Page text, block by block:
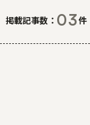
掲載記事数 03件